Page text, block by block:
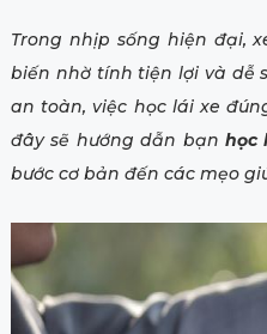
Trong nhịp sống hiện đại,
biến nhờ tính tiện lợi và dễ
an toàn, việc học lái xe
đây sẽ hướng dẫn bạn học
bước cơ bản đến các mẹo